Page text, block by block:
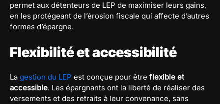
permet aux détenteurs de LEP de maximiser leurs gains,
en les protégeant de l’érosion fiscale qui affecte d’autres
formes d’épargne.
Flexibilité et accessibilité
La gestion du LEP est conçue pour être flexible et
accessible. Les épargnants ont la liberté de réaliser des
versements et des retraits à leur convenance, sans